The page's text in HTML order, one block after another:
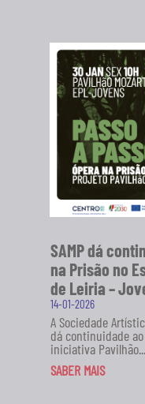
SAMP dá
na Prisão no
de Leiria –
14-01-2026
A Sociedade
dá continuidade
iniciativa Pavilhão...
SABER MAIS